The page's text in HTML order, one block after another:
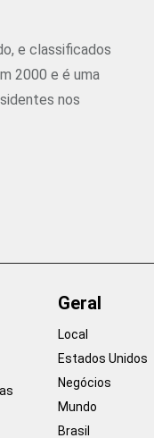
e classificados
2000 e é uma
nos
Geral
Local
Estados Unidos
Negócios
Mundo
Brasil